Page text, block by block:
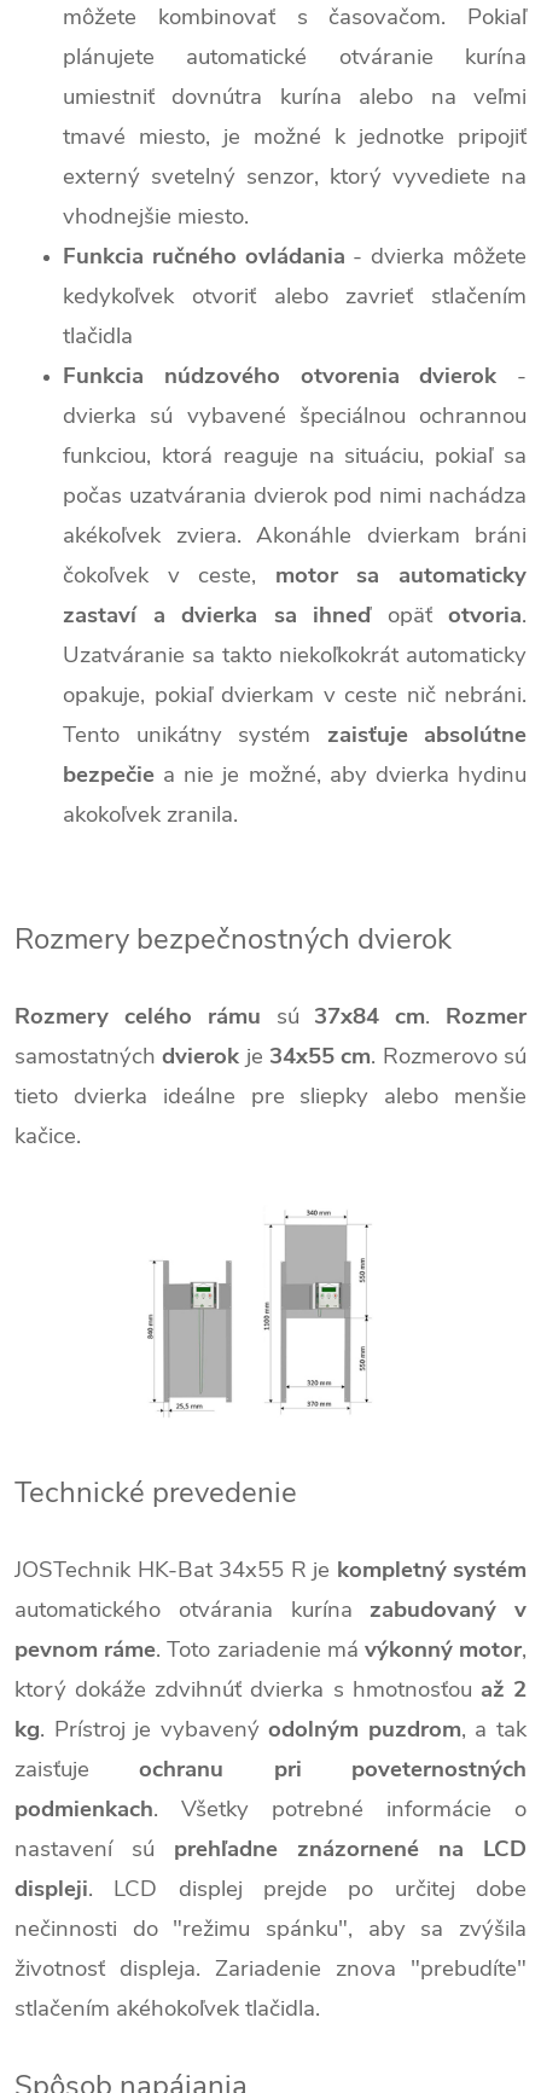
môžete kombinovať s časovačom. Pokiaľ
plánujete automatické otváranie kurína
umiestniť dovnútra kurína alebo na veľmi
tmavé miesto, je možné k jednotke pripojiť
externý svetelný senzor, ktorý vyvediete na
vhodnejšie miesto.
Funkcia ručného ovládania - dvierka môžete
kedykoľvek otvoriť alebo zavrieť stlačením
tlačidla
Funkcia núdzového otvorenia dvierok -
dvierka sú vybavené špeciálnou ochrannou
funkciou, ktorá reaguje na situáciu, pokiaľ sa
počas uzatvárania dvierok pod nimi nachádza
akékoľvek zviera. Akonáhle dvierkam bráni
čokoľvek v ceste, motor sa automaticky
zastaví a dvierka sa ihneďopäťotvoria.
Uzatváranie sa takto niekoľkokrát automaticky
opakuje, pokiaľ dvierkam v ceste nič nebráni.
Tento unikátny systém zaisťuje absolútne
bezpečie a nie je možné, aby dvierka hydinu
akokoľvek zranila.
Rozmery bezpečnostných dvierok
Rozmery celého rámu sú 37x84 cm. Rozmer
samostatnýchdvierok je 34x55 cm. Rozmerovo sú
tieto dvierka ideálne pre sliepky alebo menšie
kačice.
Technické prevedenie
JOSTechnik HK-Bat 34x55 R je kompletný systém
automatického otvárania kurína zabudovaný v
pevnom ráme. Toto zariadenie má výkonný motor,
ktorý dokáže zdvihnúť dvierka s hmotnosťou až 2
kg. Prístroj je vybavenýodolným puzdrom, a tak
zaisťujeochranu pri poveternostných
podmienkach. Všetky potrebné informácie o
nastavení sú prehľadne znázornené na LCD
displeji. LCD displej prejde po určitej dobe
nečinnosti do "režimu spánku", aby sa zvýšila
životnosť displeja. Zariadenie znova "prebudíte"
stlačením akéhokoľvek tlačidla.